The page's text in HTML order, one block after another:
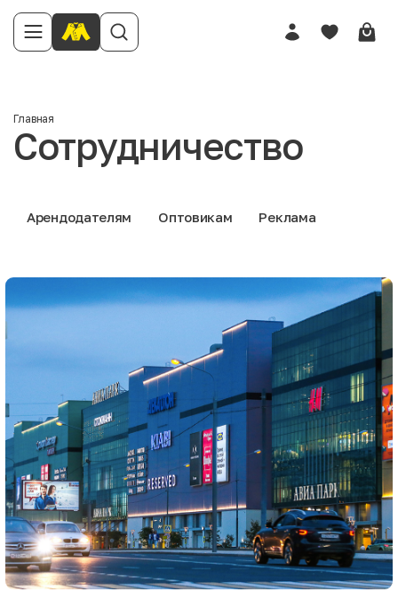
Главная
Сотрудничество
Арендодателям Оптовикам Реклама